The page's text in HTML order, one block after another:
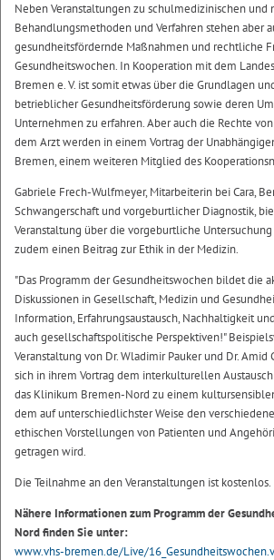
Neben Veranstaltungen zu schulmedizinischen
Behandlungsmethoden und Verfahren stehen aber
gesundheitsfördernde Maßnahmen und rechtliche
Gesundheitswochen. In Kooperation mit dem
Bremen e. V. ist somit etwas über die Grundlagen
betrieblicher Gesundheitsförderung sowie deren
Unternehmen zu erfahren. Aber auch die Rechte
dem Arzt werden in einem Vortrag der
Bremen, einem weiteren Mitglied des
Gabriele Frech-Wulfmeyer, Mitarbeiterin bei Cara,
Schwangerschaft und vorgeburtlicher Diagnostik,
Veranstaltung über die vorgeburtliche
zudem einen Beitrag zur Ethik in der Medizin.
"Das Programm der Gesundheitswochen bildet die
Diskussionen in Gesellschaft, Medizin und
Information, Erfahrungsaustausch, Nachhaltigkeit
auch gesellschaftspolitische Perspektiven!"
Veranstaltung von Dr. Wladimir Pauker und Dr. Amid
sich in ihrem Vortrag dem interkulturellen
das Klinikum Bremen-Nord zu einem
dem auf unterschiedlichster Weise den
ethischen Vorstellungen von Patienten und
getragen wird.
Die Teilnahme an den Veranstaltungen ist kostenlos.
Nähere Informationen zum Programm der
Nord finden Sie unter:
www.vhs-bremen.de/Live/